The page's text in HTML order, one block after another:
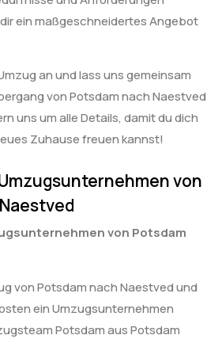
ein maßgeschneidertes Angebot
an und lass uns gemeinsam
von Potsdam nach Naestved
uns um alle Details, damit du dich
Zuhause freuen kannst!
von
von Potsdam
von Potsdam nach Naestved und
ein Umzugsunternehmen
Potsdam aus Potsdam